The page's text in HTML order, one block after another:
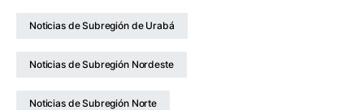
Noticias de Subregión de Urabá
Noticias de Subregión Nordeste
Noticias de Subregión Norte